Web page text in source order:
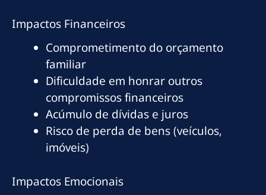
Impactos Financeiros
Comprometimento do orçamento
familiar
Dificuldade em honrar outros
compromissos financeiros
Acúmulo de dívidas e juros
Risco de perda de bens (veículos,
imóveis)
Impactos Emocionais